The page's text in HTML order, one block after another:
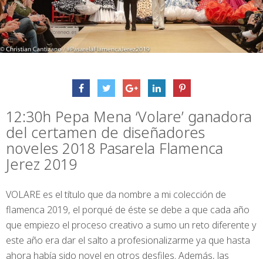
12:30h Pepa Mena ‘Volare’ ganadora
del certamen de diseñadores
noveles 2018 Pasarela Flamenca
Jerez 2019
VOLARE es el título que da nombre a mi colección de
flamenca 2019, el porqué de éste se debe a que cada año
que empiezo el proceso creativo a sumo un reto diferente y
este año era dar el salto a profesionalizarme ya que hasta
ahora había sido novel en otros desfiles. Además, las